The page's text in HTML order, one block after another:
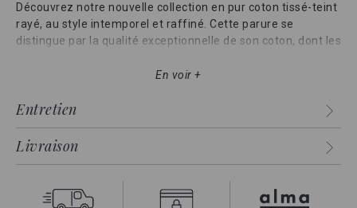
Découvrez notre nouvelle collection en pur coton tissé-teint
rayé, au style intemporel et raffiné. Cette parure se
distingue par la qualité exceptionnelle de son coton, dont les
Confectionnée en véritable coton Oxford, cette parure
tenue impeccable. Une matière iconique, à la fois élégante,
résistante et confortable au quotidien.”
américaines intemporelles.
En voir +
Entretien
Livraison